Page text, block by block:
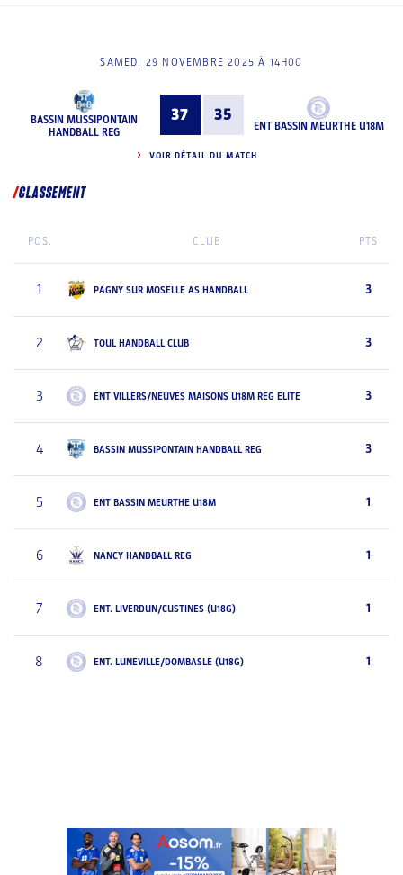
SAMEDI 29 NOVEMBRE 2025 À 14H00
BASSIN MUSSIPONTAIN
HANDBALL REG
37 35
ENT BASSIN MEURTHE U18M
VOIR DÉTAIL DU MATCH
CLASSEMENT
POS. CLUB PTS
1 PAGNY SUR MOSELLE AS HANDBALL 3
2 TOUL HANDBALL CLUB 3
3 ENT VILLERS/NEUVES MAISONS U18M REG ELITE 3
4 BASSIN MUSSIPONTAIN HANDBALL REG 3
5 ENT BASSIN MEURTHE U18M 1
6 NANCY HANDBALL REG 1
7 ENT. LIVERDUN/CUSTINES (U18G) 1
8 ENT. LUNEVILLE/DOMBASLE (U18G) 1